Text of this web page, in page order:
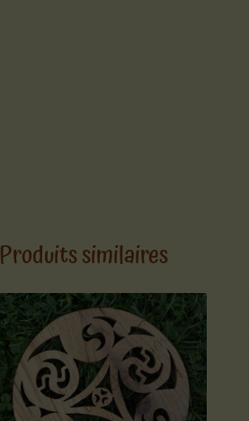
Produits similaires